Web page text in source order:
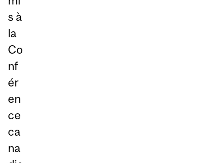
s à
la
Co
nf
ér
en
ce
ca
na